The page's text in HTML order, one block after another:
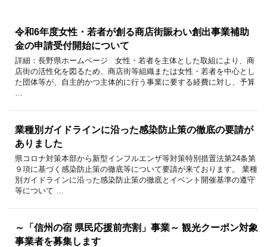
令和6年度女性・若者が創る商店街賑わい創出事業補助
金の申請受付開始について
詳細：長野県ホームページ 女性・若者を主体とした取組により、商
店街の活性化を図るため、商店街等組織または女性・若者を中心とし
た団体等が、自主的かつ主体的に行う事業に要する経費に対し、予算
業種別ガイドラインに沿った感染防止策の徹底の要請が
ありました
県コロナ対策本部から新型インフルエンザ等対策特別措置法第24条第
９項に基づく感染防止策の徹底等について要請が来ております。 業種
別ガイドラインに沿った感染防止策の徹底とイベント開催基準の遵守
等について …
～「信州の宿 県民応援前売割」事業～ 観光クーポン対象
事業者を募集します